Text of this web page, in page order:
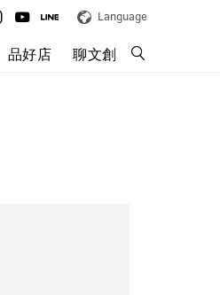
Language
品好店 聊文創